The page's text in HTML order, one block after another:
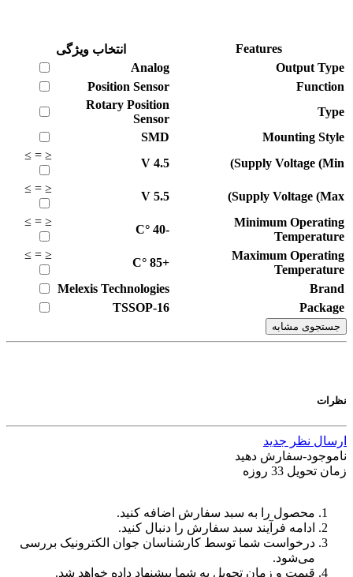
Features
انتخاب ویژگی
Output Type
Analog
Function
Position Sensor
Type
Rotary Position
Sensor
Mounting Style
SMD
Supply Voltage (Min)
4.5
V
≤
=
≥
Supply Voltage (Max)
5.5
V
≤
=
≥
Minimum Operating
Temperature
-40
°C
≤
=
≥
Maximum Operating
Temperature
+85
°C
≤
=
≥
Brand
Melexis Technologies
Package
TSSOP-16
جستجوی مشابه
نظرات
ارسال نظر جدید
ناموجود-سفارش دهید
زمان تحویل 33 روزه
محصول را به سبد سفارش اضافه کنید.
ادامه فرآیند سبد سفارش را دنبال کنید.
درخواست شما توسط کارشناسان جوان الکترونیک بررسی
می‌شود.
قیمت و زمان تحویل به شما پیشنهاد داده خواهد شد.